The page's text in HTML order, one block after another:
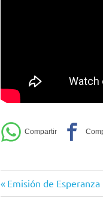
Navegación
Entrada
anterior:
Emisión de